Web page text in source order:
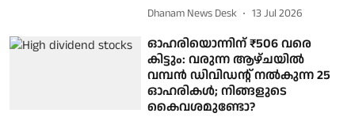
Dhanam News Desk 13 Jul 2026
ഓഹരിയൊന്നിന് ₹506 വരെ
കിട്ടും: വരുന്ന ആഴ്ചയിൽ
വമ്പൻ ഡിവിഡന്റ് നൽകുന്ന 25
ഓഹരികൾ; നിങ്ങളുടെ
കൈവശമുണ്ടോ?